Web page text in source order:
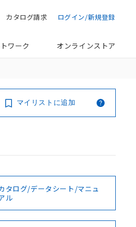
ログイン/新規登録
カタログ請求
ワーク オンラインストア
マイリストに追加
タログ/データシート/マニュ
ル